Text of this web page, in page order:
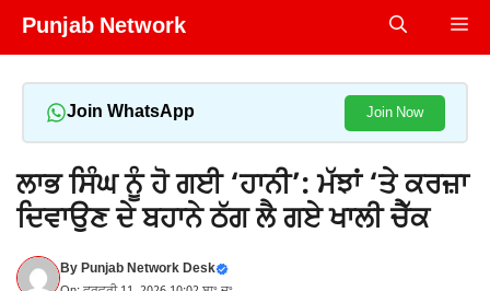
Skip
Punjab Network
Join WhatsApp Join Now
ਲਾਭ ਸਿੰਘ ਨੂੰ ਹੋ ਗਈ ‘ਹਾਨੀ’: ਮੱਝਾਂ ‘ਤੇ ਕਰਜ਼ਾ
ਦਿਵਾਉਣ ਦੇ ਬਹਾਨੇ ਠੱਗ ਲੈ ਗਏ ਖਾਲੀ ਚੈੱਕ
ByPunjab Network Desk